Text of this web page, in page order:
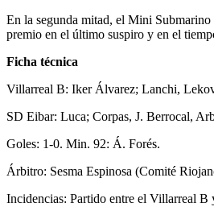
En la segunda mitad, el Mini
premio en el último suspiro y en el
Ficha técnica
Villarreal B: Iker Álvarez; Lanchi,
SD Eibar: Luca; Corpas, J. Berrocal,
Goles: 1-0. Min. 92: Á. Forés.
Árbitro: Sesma Espinosa (Comité
Incidencias: Partido entre el Villarreal B